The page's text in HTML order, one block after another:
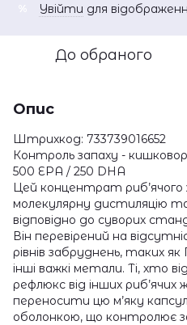
Увійти для
До обраного
Опис
Штрихкод: 733739016652
Контроль запаху -
500 EPA / 250 DHA
Цей концентрат
молекулярну дистиляцію
відповідно до суворих
Він перевірений на
рівнів забруднень, таких
інші важкі метали. Ті, хто
рефлюкс від інших
переносити цю м’яку
оболонкою, що контролює